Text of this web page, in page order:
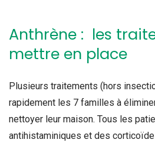
Anthrène : les
mettre en place
Plusieurs traitements (hors
rapidement les 7 familles à
nettoyer leur maison. Tous les
antihistaminiques et des